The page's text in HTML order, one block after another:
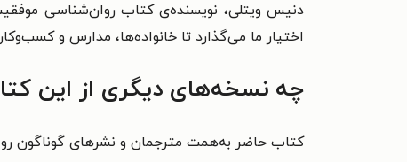
اختیار ما می‌گذارد تا خانواده‌ها، مدارس و
چه نسخه‌های دیگری از این
کتاب حاضر به‌همت مترجمان و نشرهای گوناگون